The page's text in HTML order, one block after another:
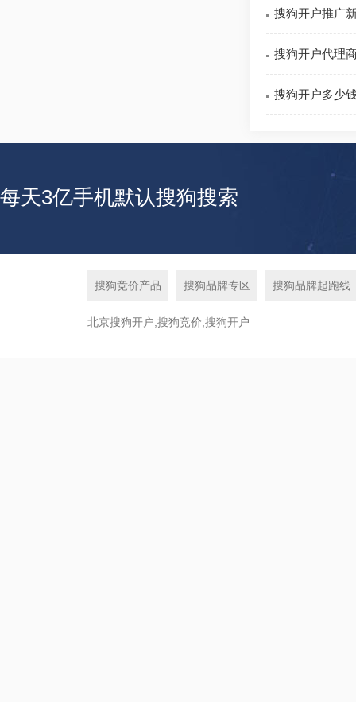
搜狗开户推广
搜狗开户代理
搜狗开户多少
每天3亿手机默认搜狗搜索
搜狗竞价产品 搜狗品牌专区 搜狗品牌起跑线
北京搜狗开户,搜狗竞价,搜狗开户